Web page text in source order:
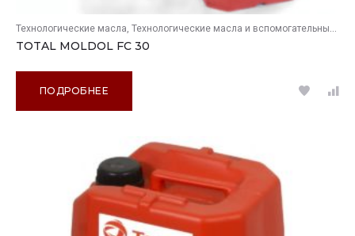
Технологические масла Технологические масла и вспомогательные продукты
TOTAL MOLDOL FC 30
ПОДРОБНЕЕ